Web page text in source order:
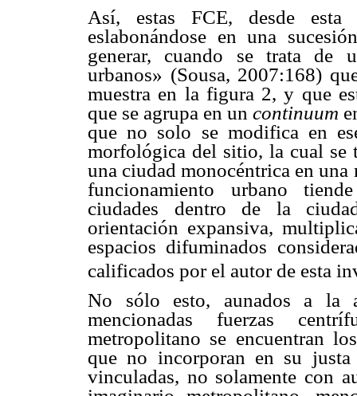
Así, estas FCE, desde
eslabonándose en una
generar, cuando se trata de
urbanos» (Sousa, 2007:168)
muestra en la figura 2, y que
que se agrupa en un continuum
que no solo se modifica en
morfológica del sitio, la cual se
una ciudadmonocéntrica en
funcionamiento urbano
ciudades dentro de la
orientación expansiva,
espacios difuminados
calificados por el autor de esta
No sólo esto, aunados a la
mencionadas fuerzas
metropolitano se encuentran
que no incorporan en su justa
vinculadas, no solamente con